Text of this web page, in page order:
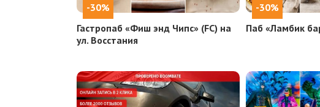
-30%
Гастропаб «Фиш энд Чипс» (FC) на
ул. Восстания
-30%
Паб «Ламбик